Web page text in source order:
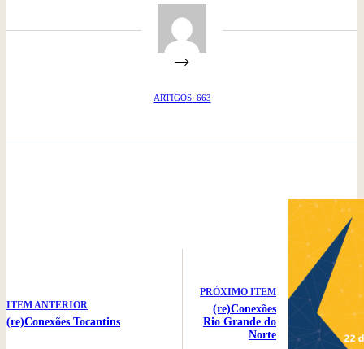
ARTIGOS: 663
ITEM ANTERIOR
(re)Conexões Tocantins
PRÓXIMO ITEM
(re)Conexões
Rio Grande do
Norte